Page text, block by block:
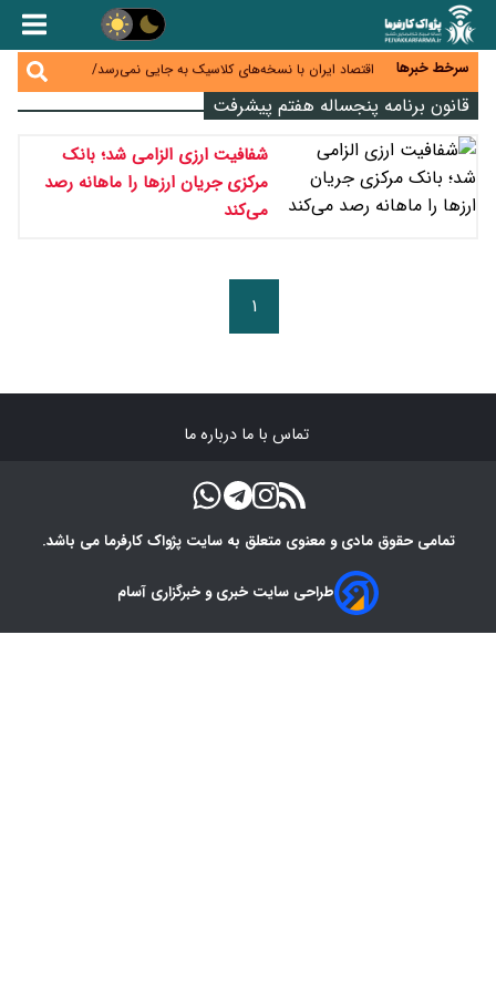
سرخط خبرها
اختیار تمدید مهلت ثبت آماری به سازمان‌های مناطق
آزاد و ویژه اقتصادی واگذار شد
اقتصاد ایران با نسخه‌های کلاسیک به جایی نمی‌رسد/
ظرفیت تجارت ۳۰۰ میلیارد دلاری با همسایگان وجود دارد درمان بیش از ۳۰ درصد حقوق بازنشستگان را می‌بلعد؛
افزایش یافت
نرسید؟
افزایش کالابرگ در دستور کار دولت/ تصمیم‌گیری درباره
قیمت و سهمیه بنزین همچنان در انتظار تأمین منابع و
جمع‌بندی نهایی
قانون برنامه پنجساله هفتم پیشرفت
شفافیت ارزی الزامی شد؛ بانک
مرکزی جریان ارزها را ماهانه رصد
می‌کند
۱
تماس با ما درباره ما
تمامی حقوق مادی و معنوی متعلق به سایت پژواک کارفرما می باشد.
طراحی سایت خبری و خبرگزاری آسام